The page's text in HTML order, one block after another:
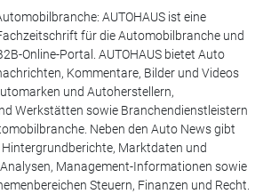
AUTOHAUS ist eine
für die Automobilbranche und
Online-Portal. AUTOHAUS bietet Auto
Kommentare, Bilder und Videos
und Autoherstellern,
Werkstätten sowie Branchendienstleistern
Neben den Auto News gibt
Marktdaten und
Management-Informationen sowie
Steuern, Finanzen und Recht.